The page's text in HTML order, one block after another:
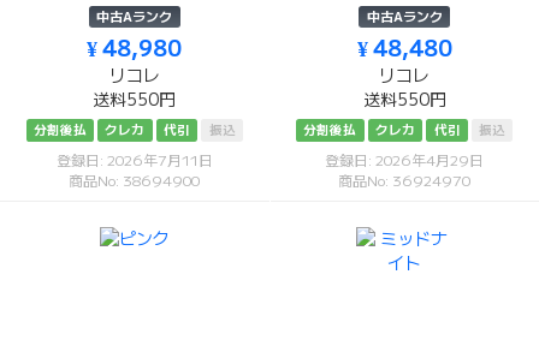
中古Aランク
¥ 48,980
リコレ
送料550円
分割後払 クレカ 代引 振込
登録日: 2026年7月11日
商品No: 38694900
中古Aランク
¥ 48,480
リコレ
送料550円
分割後払 クレカ 代引 振込
登録日: 2026年4月29日
商品No: 36924970